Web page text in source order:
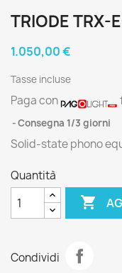
TRIODE TRX-
1.050,00 €
Tasse incluse
Paga con
Consegna 1/3 giorni
Solid-state phono
Quantità

Condividi